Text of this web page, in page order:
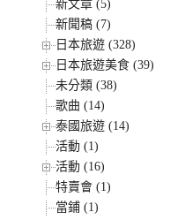
新文章 (5)
新聞稿 (7)
日本旅遊 (328)
日本旅遊美食 (39)
未分類 (38)
歌曲 (14)
泰國旅遊 (14)
活動 (1)
活動 (16)
特賣會 (1)
當鋪 (1)